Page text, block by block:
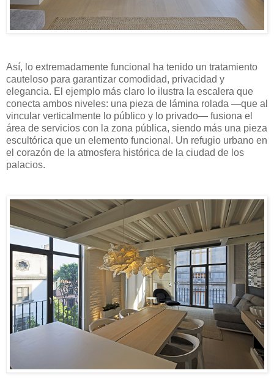
Así, lo extremadamente funcional ha tenido un tratamiento
cauteloso para garantizar comodidad, privacidad y
elegancia. El ejemplo más claro lo ilustra la escalera que
conecta ambos niveles: una pieza de lámina rolada —que al
vincular verticalmente lo público y lo privado— fusiona el
área de servicios con la zona pública, siendo más una pieza
escultórica que un elemento funcional. Un refugio urbano en
el corazón de la atmosfera histórica de la ciudad de los
palacios.